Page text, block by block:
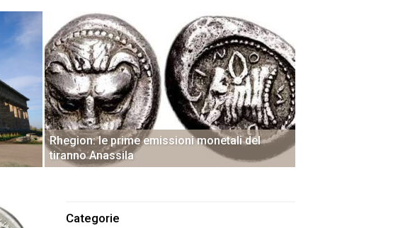
Rhegion: le prime emissioni monetali del
tiranno Anassila
Categorie